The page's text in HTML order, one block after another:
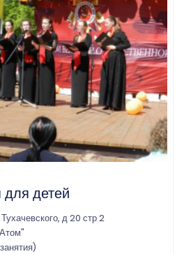
для детей
д 20 стр 2